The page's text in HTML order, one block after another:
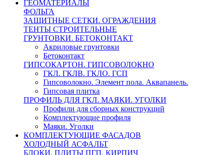
ГЕОМАТЕРИАЛЫ
ФОЛЬГА
ЗАЩИТНЫЕ СЕТКИ. ОГРАЖДЕНИЯ
ТЕНТЫ СТРОИТЕЛЬНЫЕ
ГРУНТОВКИ. БЕТОКОНТАКТ
Акриловые грунтовки
Бетоконтакт
ГИПСОКАРТОН. ГИПСОВОЛОКНО
ГКЛ. ГКЛВ. ГКЛО. ГСП
Гипсоволокно. Элемент пола. Аквапанель.
Гипсовая плитка
ПРОФИЛЬ ДЛЯ ГКЛ. МАЯКИ. УГОЛКИ
Профили для сборных конструкций
Комплектующие профиля
Маяки. Уголки
КОМПЛЕКТУЮЩИЕ ФАСАДОВ
ХОЛОДНЫЙ АСФАЛЬТ
БЛОКИ. ПЛИТЫ ПГП. КИРПИЧ